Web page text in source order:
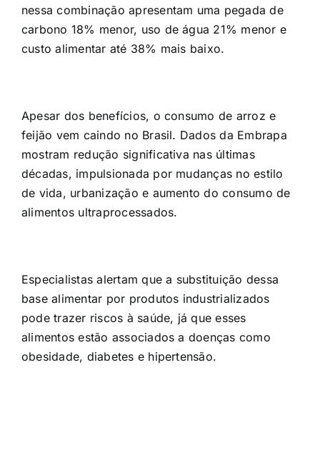
nessa combinação apresentam uma pegada de
carbono 18% menor, uso de água 21% menor e
custo alimentar até 38% mais baixo.
Apesar dos benefícios, o consumo de arroz e
feijão vem caindo no Brasil. Dados da Embrapa
mostram redução significativa nas últimas
décadas, impulsionada por mudanças no estilo
de vida, urbanização e aumento do consumo de
alimentos ultraprocessados.
Especialistas alertam que a substituição dessa
base alimentar por produtos industrializados
pode trazer riscos à saúde, já que esses
alimentos estão associados a doenças como
obesidade, diabetes e hipertensão.